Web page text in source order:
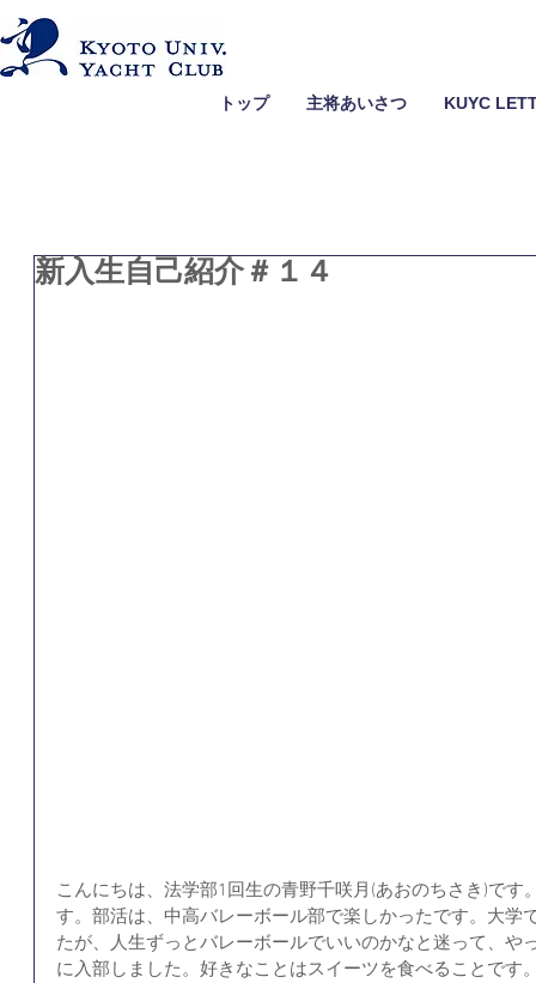
トップ 主将あいさつ KUYC
新入生自己紹介＃１４
こんにちは、法学部1回生の青野千咲月(あおのちさき)で
す。部活は、中高バレーボール部で楽しかったです。大学
たが、人生ずっとバレーボールでいいのかなと迷って、や
に入部しました。好きなことはスイーツを食べることです